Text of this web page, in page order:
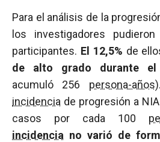
Para el análisis de la
los investigadores
participantes. El 12,5% de
de alto grado durante el
acumuló 256 persona-años
incidencia de progresión a
casos por cada 100
incidencia no varió de